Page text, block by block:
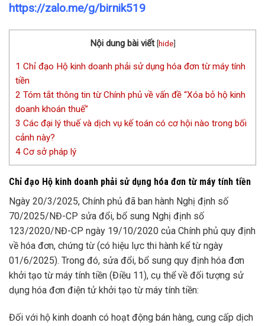
https://zalo.me/g/birnik519
Nội dung bài viết [hide]
1 Chỉ đạo Hộ kinh doanh phải sử dụng hóa đơn từ máy tính
tiền
2 Tóm tắt thông tin từ Chính phủ về vấn đề “Xóa bỏ hộ kinh
doanh khoán thuế”
3 Các đại lý thuế và dịch vụ kế toán có cơ hội nào trong bối
cảnh này?
4 Cơ sở pháp lý
Chỉ đạo Hộ kinh doanh phải sử dụng hóa đơn từ máy tính tiền
Ngày 20/3/2025, Chính phủ đã ban hành Nghị định số
70/2025/NĐ-CP sửa đổi, bổ sung Nghị định số
123/2020/NĐ-CP ngày 19/10/2020 của Chính phủ quy định
về hóa đơn, chứng từ (có hiệu lực thi hành kể từ ngày
01/6/2025). Trong đó, sửa đổi, bổ sung quy định hóa đơn
khởi tạo từ máy tính tiền (Điều 11), cụ thể về đối tượng sử
dụng hóa đơn điện tử khởi tạo từ máy tính tiền:
Đối với hộ kinh doanh có hoạt động bán hàng, cung cấp dịch